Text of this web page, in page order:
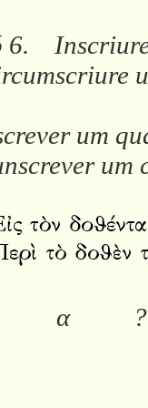
6.
um
um
α ?